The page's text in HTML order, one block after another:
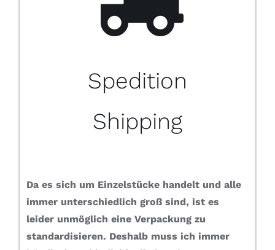
Spedition
Shipping
Da es sich um Einzelstücke handelt und alle
immer unterschiedlich groß sind, ist es
leider unmöglich eine Verpackung zu
standardisieren. Deshalb muss ich immer